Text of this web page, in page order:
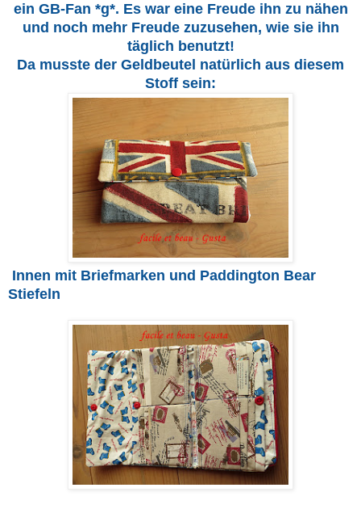
ein GB-Fan *g*. Es war eine Freude ihn zu nähen
und noch mehr Freude zuzusehen, wie sie ihn
täglich benutzt!
Da musste der Geldbeutel natürlich aus diesem
Stoff sein:
Innen mit Briefmarken und Paddington Bear
Stiefeln